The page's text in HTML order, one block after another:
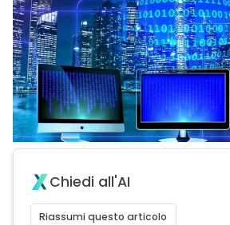
Chiedi all'AI
Riassumi questo articolo